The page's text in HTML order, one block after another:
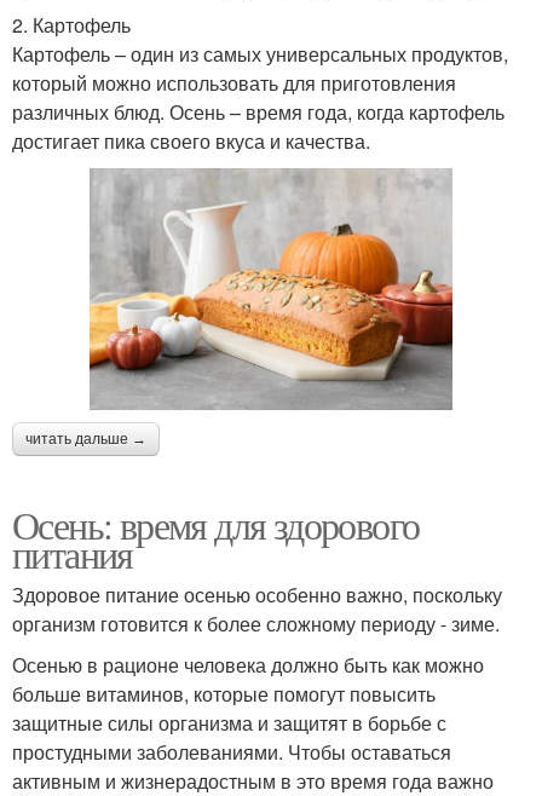
2. Картофель
Картофель – один из самых универсальных продуктов,
который можно использовать для приготовления
различных блюд. Осень – время года, когда картофель
достигает пика своего вкуса и качества.
читать дальше →
Осень: время для здорового
питания
Здоровое питание осенью особенно важно, поскольку
организм готовится к более сложному периоду - зиме.
Осенью в рационе человека должно быть как можно
больше витаминов, которые помогут повысить
защитные силы организма и защитят в борьбе с
простудными заболеваниями. Чтобы оставаться
активным и жизнерадостным в это время года важно